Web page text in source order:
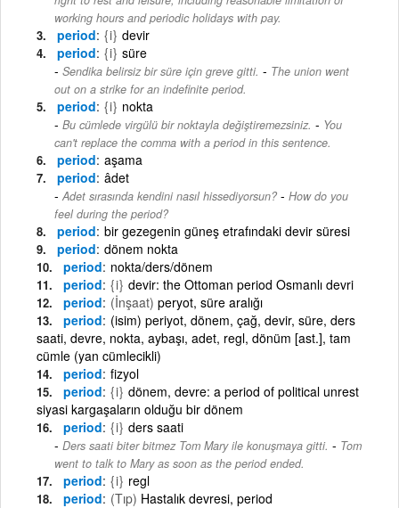
working hours and periodic holidays with pay.
period {i} devir
period {i} süre
Sendika belirsiz bir süre için greve gitti. - The union went
out on a strike for an indefinite period.
period {i} nokta
Bu cümlede virgülü bir noktayla değiştiremezsiniz. - You
can't replace the comma with a period in this sentence.
period aşama
period âdet
Adet sırasında kendini nasıl hissediyorsun? - How do you
feel during the period?
period bir gezegenin güneş etrafındaki devir süresi
period dönem nokta
period nokta/ders/dönem
period {i} devir: the Ottoman period Osmanlı devri
period (İnşaat) peryot, süre aralığı
period (isim) periyot, dönem, çağ, devir, süre, ders
saati, devre, nokta, aybaşı, adet, regl, dönüm [ast.], tam
cümle (yan cümlecikli)
period fizyol
period {i} dönem, devre: a period of political unrest
siyasi kargaşaların olduğu bir dönem
period {i} ders saati
Ders saati biter bitmez Tom Mary ile konuşmaya gitti. - Tom
went to talk to Mary as soon as the period ended.
period {i} regl
period (Tıp) Hastalık devresi, period